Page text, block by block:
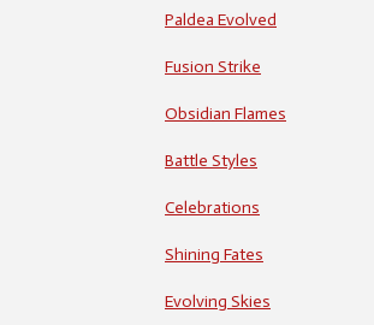
Paldea Evolved
Fusion Strike
Obsidian Flames
Battle Styles
Celebrations
Shining Fates
Evolving Skies